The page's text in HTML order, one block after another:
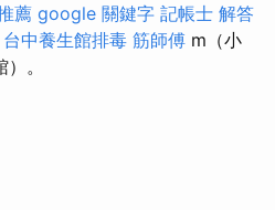
薦 google 關鍵字 記帳士 解答
台中養生館排毒 筋師傅 m（小
。